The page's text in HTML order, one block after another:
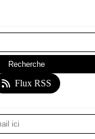
Flux RSS